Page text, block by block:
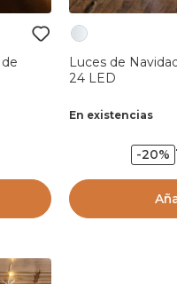
Luces de
24 LED
En existencias
-20%